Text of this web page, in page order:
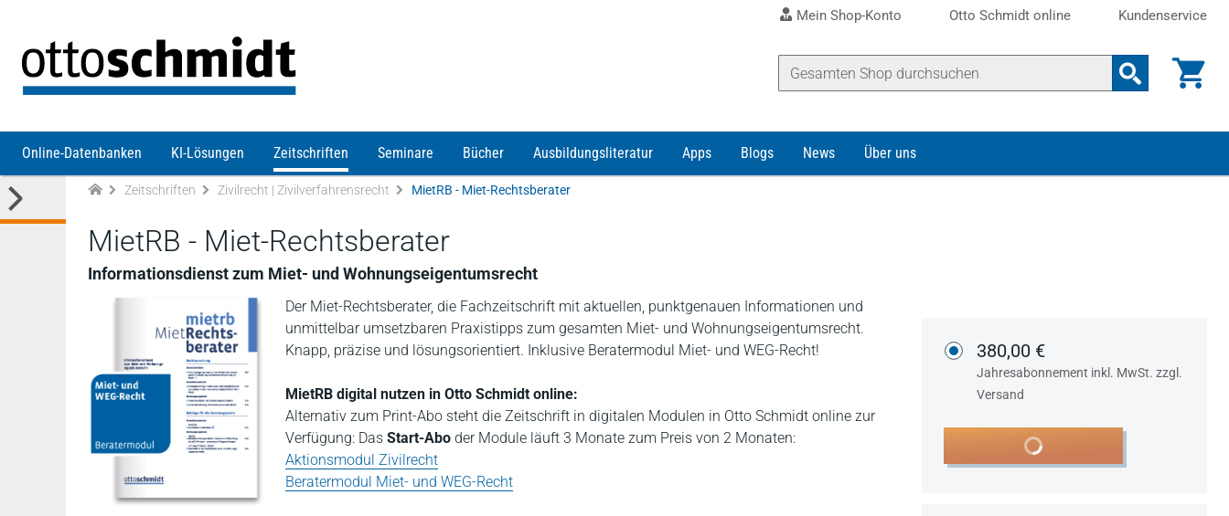
Mein Shop-Konto Otto Schmidt online Kundenservice
Online-Datenbanken KI-Lösungen Zeitschriften Seminare Bücher Ausbildungsliteratur Apps Blogs News Über uns
Zeitschriften Zivilrecht | Zivilverfahrensrecht MietRB - Miet-Rechtsberater
MietRB - Miet-Rechtsberater
Informationsdienst zum Miet- und Wohnungseigentumsrecht
Der Miet-Rechtsberater, die Fachzeitschrift mit aktuellen, punktgenauen Informationen und
unmittelbar umsetzbaren Praxistipps zum gesamten Miet- und Wohnungseigentumsrecht.
Knapp, präzise und lösungsorientiert. Inklusive Beratermodul Miet- und WEG-Recht!
MietRB digital nutzen in Otto Schmidt online:
Alternativ zum Print-Abo steht die Zeitschrift in digitalen Modulen in Otto Schmidt online zur
Verfügung: Das Start-Abo der Module läuft 3 Monate zum Preis von 2 Monaten:
Aktionsmodul Zivilrecht
Beratermodul Miet- und WEG-Recht
380,00 €
Jahresabonnement inkl. MwSt. zzgl.
Versand
In den Warenkorb